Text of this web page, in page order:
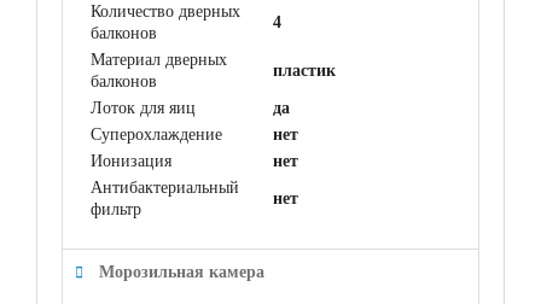
Количество дверных
балконов
4
Материал дверных
балконов
пластик
Лоток для яиц
да
Суперохлаждение
нет
Ионизация
нет
Антибактериальный
фильтр
нет
Морозильная камера